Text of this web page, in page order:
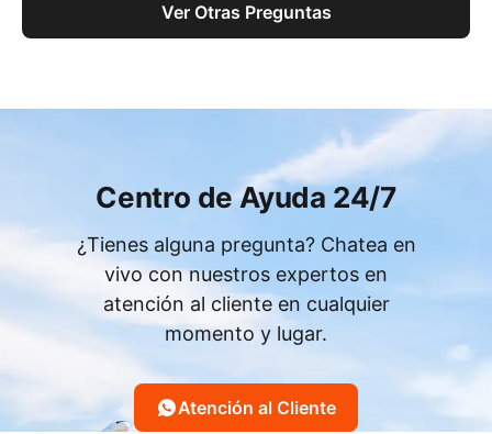
Ver Otras Preguntas
Centro de Ayuda 24/7
¿Tienes alguna pregunta? Chatea en
vivo con nuestros expertos en
atención al cliente en cualquier
momento y lugar.
Atención al Cliente